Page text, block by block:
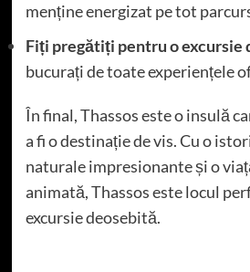
menține energizat pe tot
Fiți pregătiți pentru o excursie
bucurați de toate experiențele
În final, Thassos este o insulă
a fi o destinație de vis. Cu o
naturale impresionante și o
animată, Thassos este locul
excursie deosebită.